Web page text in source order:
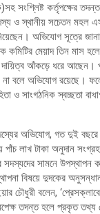
সংশ্লিষ্ট কর্তৃপক্ষের তদন্ত
ও স্থানীয় সচেতন মহল
অভিযোগ সূত্রে
কমিটির মেয়াদ তিন মাস
আঁকড়ে ধরে আছেন।
না বলে অভিযোগ রয়েছে।
ও সাংগঠনিক স্বচ্ছতা
অভিযোগ, গত দুই বছরে
পাঁচ লাখ টাকা অনুদান
সদস্যদের সামনে উপস্থাপন
বিষয়ে দুদকের
চৌধুরী বলেন,
তদন্ত হলে প্রকৃত তথ্য